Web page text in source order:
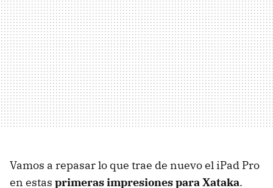
Vamos a repasar lo que trae de nuevo el iPad Pro
en estas primeras impresiones para Xataka.